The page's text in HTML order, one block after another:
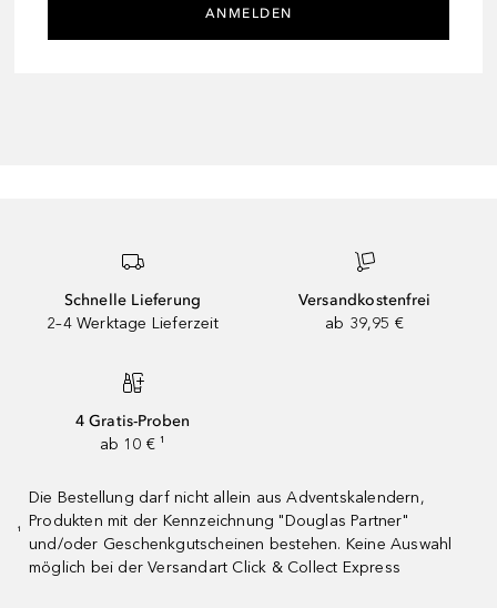
ANMELDEN
Schnelle Lieferung
2–4 Werktage Lieferzeit
Versandkostenfrei
ab 39,95 €
4 Gratis-Proben
ab 10 € ¹
¹
Die Bestellung darf nicht allein aus Adventskalendern,
Produkten mit der Kennzeichnung "Douglas Partner"
und/oder Geschenkgutscheinen bestehen. Keine Auswahl
möglich bei der Versandart Click & Collect Express